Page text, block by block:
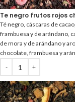
Te negro frutos rojos
Té negro, cáscaras de
frambuesa y de arándano,
de mora y de arándano y
chocolate, frambuesa y